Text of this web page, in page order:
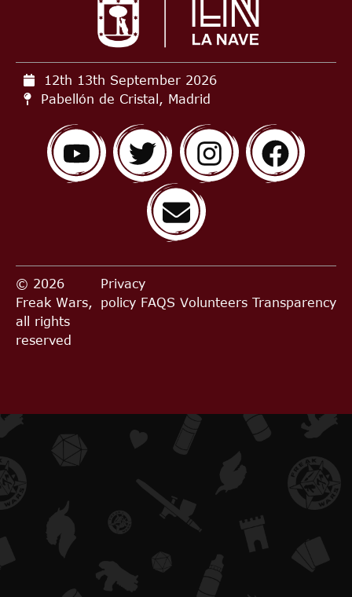
12th 13th September 2026
Pabellón de Cristal, Madrid
© 2026
Freak Wars,
all rights
reserved
Privacy
policy FAQS Volunteers Transparency